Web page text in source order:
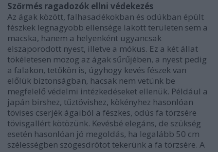
Szőrmés ragadozók ellni védekezés
Az ágak között, falhasadékokban és odúkban épült
fészkek legnagyobb ellensége lakott területen sem a
macska, hanem a helyenként ugyancsak
elszaporodott nyest, illetve a mókus. Ez a két állat
tökéletesen mozog az ágak sűrűjében, a nyest pedig
a falakon, tetőkön is, úgyhogy kevés fészek van
előlük biztonságban, hacsak nem vetünk be
megfelelő védelmi intézkedéseket ellenük. Például a
japán birshez, tűztövishez, kökényhez hasonlóan
tövises cserjék ágaiból a fészkes, odús fa törzsére
tövisgallért kötözünk. Kevésbé elegáns, de szükség
esetén hasonlóan jó megoldás, ha legalább 50 cm
szélességben szögesdrótot tekerünk a fa törzsére. A